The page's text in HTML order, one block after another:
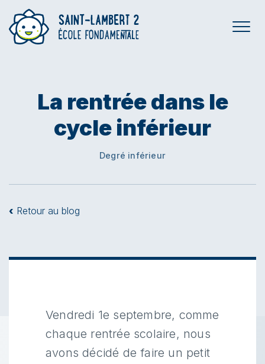
La rentrée dans le
cycle inférieur
Degré inférieur
‹ Retour au blog
Vendredi 1e septembre, comme
chaque rentrée scolaire, nous
avons décidé de faire un petit